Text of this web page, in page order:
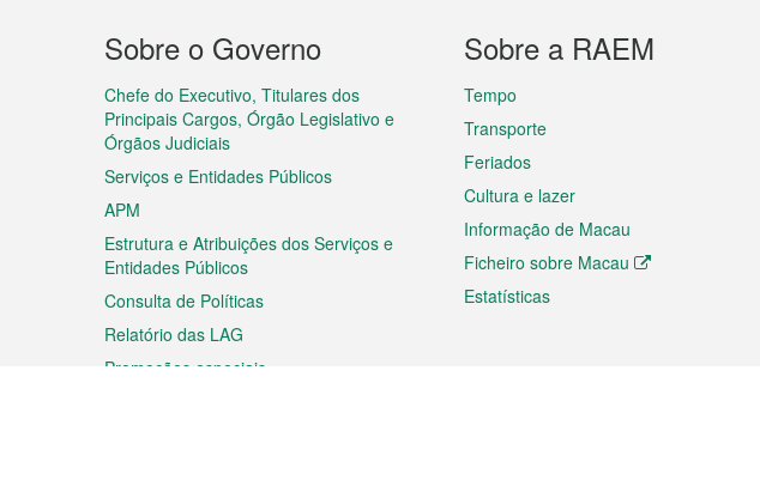
Menu
do
rodapé
Sobre o Governo
Chefe do Executivo, Titulares dos
Principais Cargos, Órgão Legislativo e
Órgãos Judiciais
Serviços e Entidades Públicos
APM
Estrutura e Atribuições dos Serviços e
Entidades Públicos
Consulta de Políticas
Relatório das LAG
Promoções especiais
Sobre a RAEM
Tempo
Transporte
Feriados
Cultura e lazer
Informação de Macau
Ficheiro sobre Macau
Estatísticas